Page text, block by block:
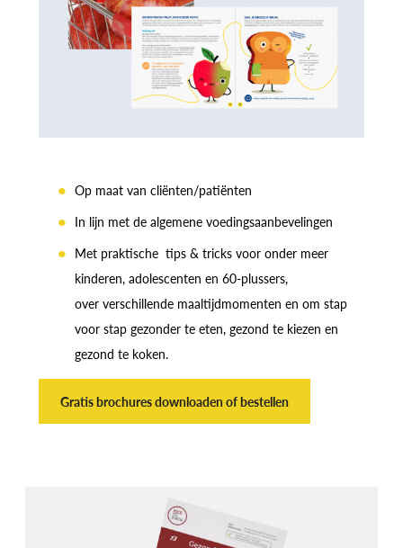
Op maat van cliënten/patiënten
In lijn met de algemene voedingsaanbevelingen
Met praktische tips & tricks voor onder meer
kinderen, adolescenten en 60-plussers,
over verschillende maaltijdmomenten en om stap
voor stap gezonder te eten, gezond te kiezen en
gezond te koken.
Gratis brochures downloaden of bestellen